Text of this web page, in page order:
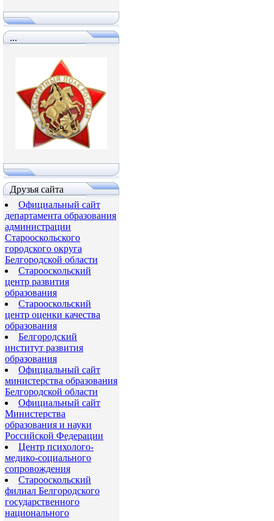
...
Друзья сайта
Официальный сайт
департамента образования
администрации
Старооскольского
городского округа
Белгородской области
Старооскольский
центр развития
образования
Старооскольский
центр оценки качества
образования
Белгородский
институт развития
образования
Официальный сайт
министерства образования
Белгородской области
Официальный сайт
Министерства
образования и науки
Российской Федерации
Центр психолого-
медико-социального
сопровождения
Старооскольский
филиал Белгородского
государственного
национального